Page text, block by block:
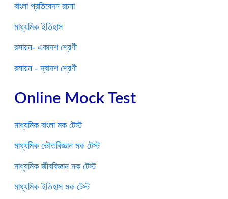
বাংলা প্রতিবেদন রচনা
মাধ্যমিক ইতিহাস
রসায়ন- একাদশ শ্রেণী
রসায়ন - দ্বাদশ শ্রেণী
Online Mock Test
মাধ্যমিক বাংলা মক টেস্ট
মাধ্যমিক ভৌতবিজ্ঞান মক টেস্ট
মাধ্যমিক জীববিজ্ঞান মক টেস্ট
মাধ্যমিক ইতিহাস মক টেস্ট